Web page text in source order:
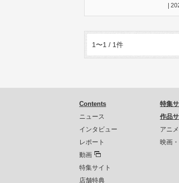
|
1〜1 / 1件
Contents
ニュース
インタビュー
レポート
動画
特集サイト
店舗特典
特集
作品
アニ
映画